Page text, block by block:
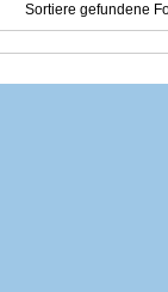
Sortiere gefundene